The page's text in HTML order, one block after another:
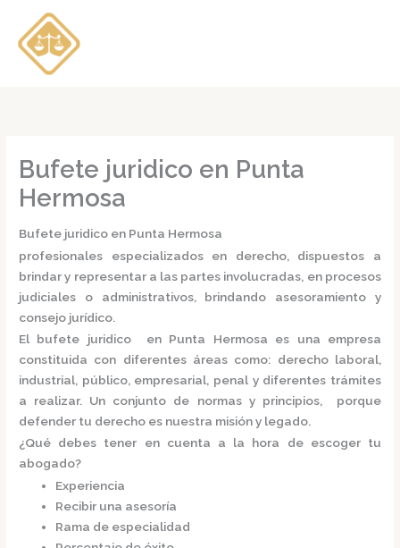
contenido
Bufete juridico en Punta
Hermosa
Bufete juridico en Punta Hermosa
profesionales especializados en derecho, dispuestos a
brindar y representar a las partes involucradas, en procesos
judiciales o administrativos, brindando asesoramiento y
consejo jurídico.
El bufete juridico en Punta Hermosa es una empresa
constituida con diferentes áreas como: derecho laboral,
industrial, público, empresarial, penal y diferentes trámites
a realizar. Un conjunto de normas y principios, porque
defender tu derecho es nuestra misión y legado.
¿Qué debes tener en cuenta a la hora de escoger tu
abogado?
Experiencia
Recibir una asesoría
Rama de especialidad